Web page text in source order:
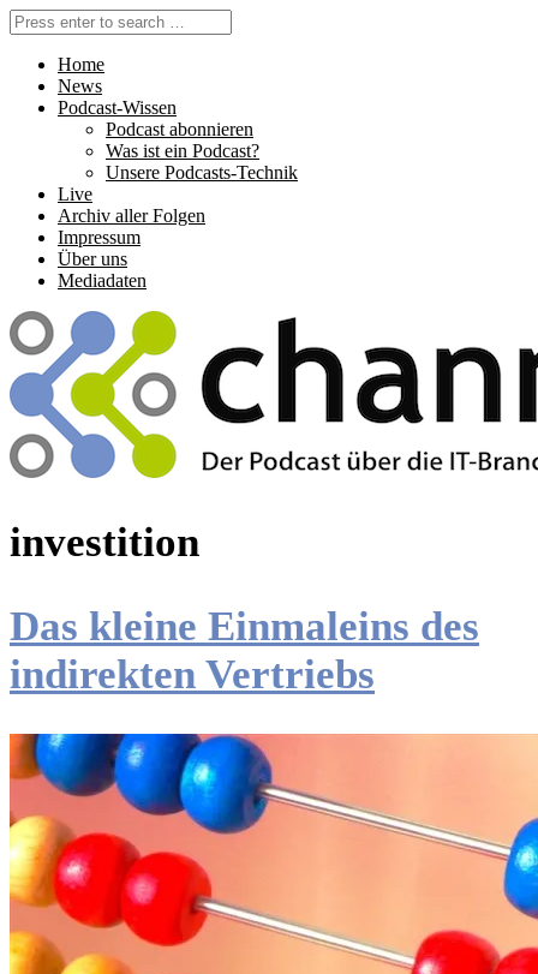
Home
News
Podcast-Wissen
Podcast abonnieren
Was ist ein Podcast?
Unsere Podcasts-Technik
Live
Archiv aller Folgen
Impressum
Über uns
Mediadaten
investition
Das kleine Einmaleins des
indirekten Vertriebs